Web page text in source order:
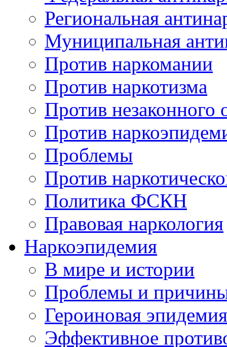
Региональная
Муниципальная
Против наркомании
Против наркотизма
Против незаконного
Против
Проблемы
Против
Политика ФСКН
Правовая наркология
Наркоэпидемия
В мире и истории
Проблемы и
Героиновая эпидемия
Эффективное